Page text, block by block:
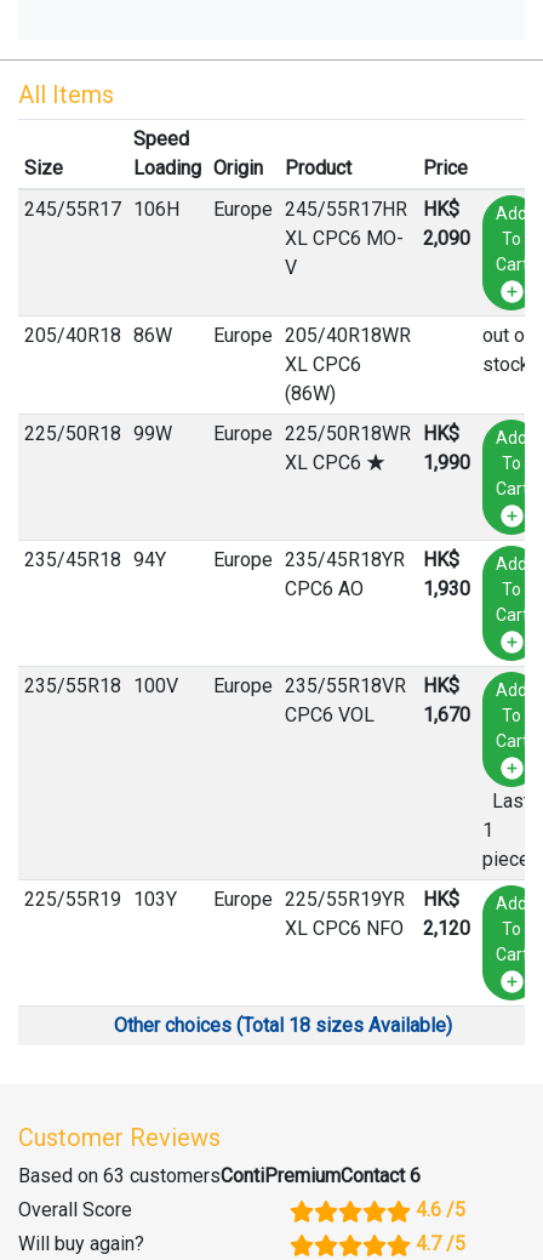
All Items
Size
Speed
Loading Origin Product
Price
245/55R17 106H Europe 245/55R17HR
XL CPC6 MO-
V
HK$
2,090
Add
To
Cart
205/40R18 86W Europe 205/40R18WR
XL CPC6
(86W)
out of
stock
225/50R18 99W Europe 225/50R18WR
XL CPC6 ★
HK$
1,990
Add
To
Cart
235/45R18 94Y Europe 235/45R18YR
CPC6 AO
HK$
1,930
Add
To
Cart
235/55R18 100V Europe 235/55R18VR
CPC6 VOL
HK$
1,670
Add
To
Cart
Last
1
pieces
225/55R19 103Y Europe 225/55R19YR
XL CPC6 NFO
HK$
2,120
Add
To
Cart
Other choices (Total 18 sizes Available)
Customer Reviews
Based on 63 customersContiPremiumContact 6
Overall Score
4.6 /5
Will buy again? 4.7/5